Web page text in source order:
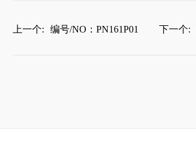
上一个: 编号/NO：PN161P01 下一个: